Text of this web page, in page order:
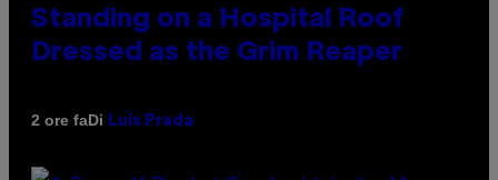
Standing on a Hospital Roof
Dressed as the Grim Reaper
2 ore faDi Luis Prada